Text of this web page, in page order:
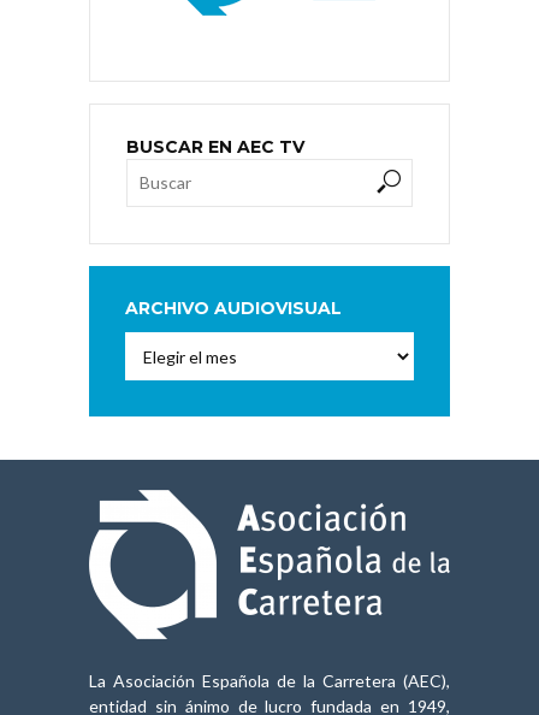
BUSCAR EN AEC TV
ARCHIVO AUDIOVISUAL
Audiovisual
La Asociación Española de la Carretera (AEC),
entidad sin ánimo de lucro fundada en 1949,